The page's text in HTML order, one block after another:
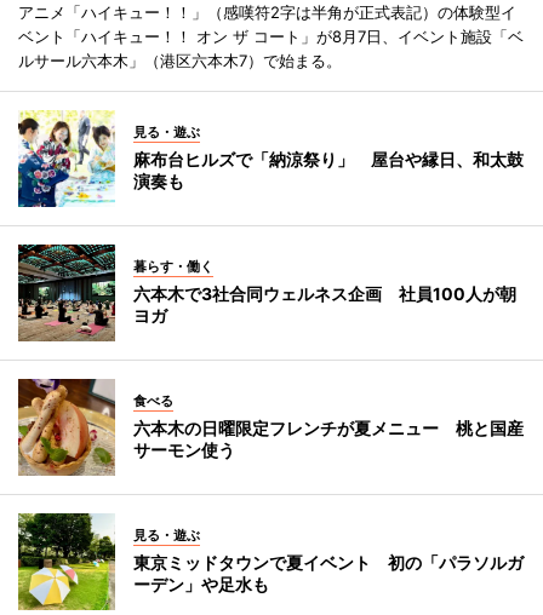
アニメ「ハイキュー！！」（感嘆符2字は半角が正式表記）の体験型イ
ベント「ハイキュー！！ オン ザ コート」が8月7日、イベント施設「ベ
ルサール六本木」（港区六本木7）で始まる。
見る・遊ぶ
麻布台ヒルズで「納涼祭り」 屋台や縁日、和太鼓
演奏も
暮らす・働く
六本木で3社合同ウェルネス企画 社員100人が朝
ヨガ
食べる
六本木の日曜限定フレンチが夏メニュー 桃と国産
サーモン使う
見る・遊ぶ
東京ミッドタウンで夏イベント 初の「パラソルガ
ーデン」や足水も